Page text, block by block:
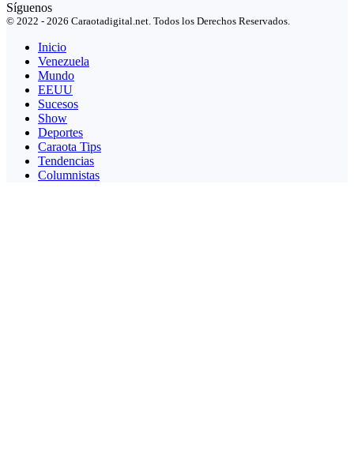
Síguenos
© 2022 - 2026 Caraotadigital.net. Todos los Derechos Reservados.
Inicio
Venezuela
Mundo
EEUU
Sucesos
Show
Deportes
Caraota Tips
Tendencias
Columnistas